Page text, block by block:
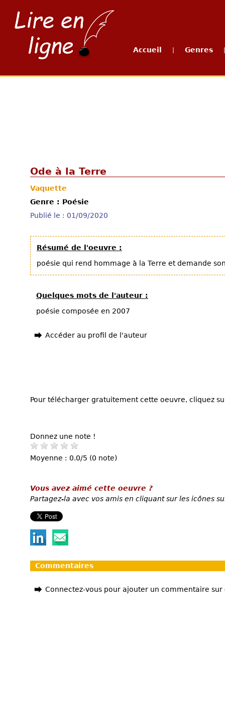
Accueil Genres
Ode à la Terre
Vaquette
Genre : Poésie
Publié le : 01/09/2020
Résumé de l'oeuvre :
poésie qui rend hommage à la Terre et demande
Quelques mots de l'auteur :
poésie composée en 2007
Accéder au profil de l'auteur
Pour télécharger gratuitement cette oeuvre, cliquez
Donnez une note !
Moyenne : 0.0/5 (0 note)
Vous avez aimé cette oeuvre ?
Partagez-la avec vos amis en cliquant sur les icônes
Commentaires
Connectez-vous pour ajouter un commentaire sur